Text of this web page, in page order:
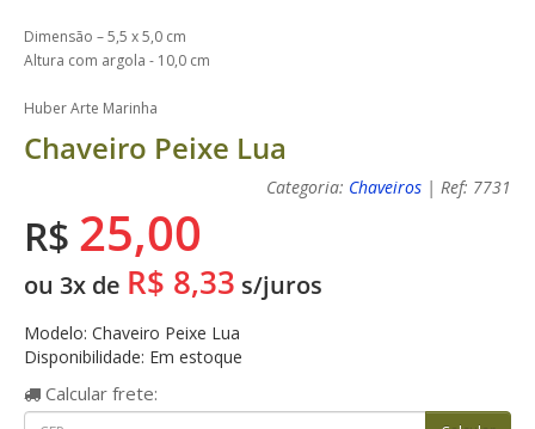
Dimensão – 5,5 x 5,0 cm
Altura com argola - 10,0 cm
Huber Arte Marinha
Chaveiro Peixe Lua
Categoria: Chaveiros | Ref: 7731
R$ 25,00
ou 3x de R$ 8,33 s/juros
Modelo: Chaveiro Peixe Lua
Disponibilidade: Em estoque
Calcular frete: